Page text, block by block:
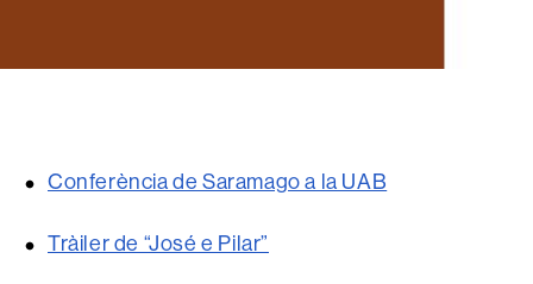
Conferència de Saramago a la UAB
Tràiler de “José e Pilar”